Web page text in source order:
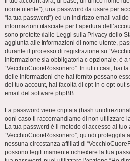
nome utente”), una password da usare per
“la tua password”) ed un indirizzo email
informazioni rilasciate per l’apertura
sono protette dalle Leggi sulla Privacy dello
aggiunta alle informazioni di nome utente,
durante il processo di registrazione su
informazione sia obbligatoria o opzionale, è a
“VecchioCuoreRossonero”. In tutti i casi, hai
delle informazioni che hai fornito possano
del tuo account, hai facoltà di opt-in o opt-out
email del software phpBB.
La password viene criptata (hash
ogni caso ti raccomandiamo di non utilizzare
La tua password è il metodo di accesso al tuo
“VecchioCuoreRossonero”, quindi proteggila
nessuna circostanza affiliati di
possono legittimamente richiedere la tua